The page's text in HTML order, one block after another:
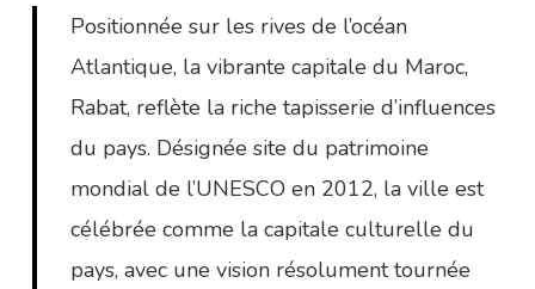
Positionnée sur les rives de l’océan
Atlantique, la vibrante capitale du Maroc,
Rabat, reflète la riche tapisserie d’influences
du pays. Désignée site du patrimoine
mondial de l’UNESCO en 2012, la ville est
célébrée comme la capitale culturelle du
pays, avec une vision résolument tournée